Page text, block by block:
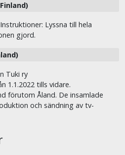
Instruktioner: Lyssna till hela
gjord.
Tuki ry
1.1.2022 tills vidare.
förutom Åland. De insamlade
och sändning av tv-